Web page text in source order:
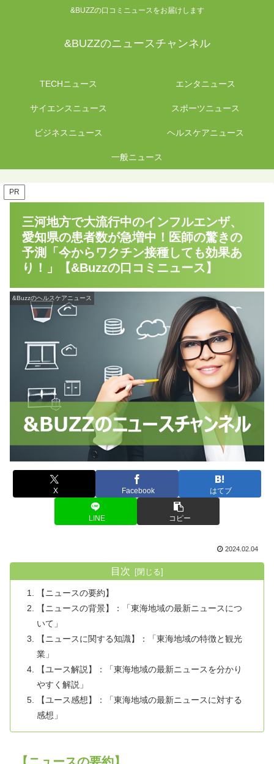
&BUZZの口コミニュースをお届けします
&BUZZのニュースチャンネル
TECHニュース エンタニュース
サイエンスニュース スポーツニュース
ビジネスニュース ヘルスケアニュース
一般ニュース
PR
三河地方で大流行中のインフルエンザ、
愛知県の患者数が急増中！医師の驚きの
予測「今からワクチン接種しても効果あ
り！」【&Buzzの口コミニュース】
&Buzzのヘルスケアニュース
X Facebook はてブ
LINE コピー
2024.02.04
目次
【ニュースの要約】
【ニュースの背景】：「東海地域の最新ニュースにつ
いて」
【ニュースに関する知識】：「東海地域の特徴と観光
業」
【ユース解説】：「東海地域の最新ニュースを分かり
やすく解説」
【ユース感想】：「東海地域の最新ニュースに対する
感想」